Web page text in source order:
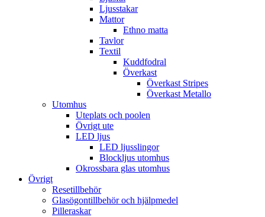
Ljusstakar
Mattor
Ethno matta
Tavlor
Textil
Kuddfodral
Överkast
Överkast Stripes
Överkast Metallo
Utomhus
Uteplats och poolen
Övrigt ute
LED ljus
LED ljusslingor
Blockljus utomhus
Okrossbara glas utomhus
Övrigt
Resetillbehör
Glasögontillbehör och hjälpmedel
Pilleraskar